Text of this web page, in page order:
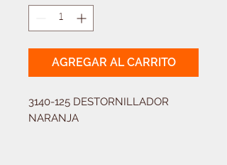
AGREGAR AL CARRITO
3140-125 DESTORNILLADOR
NARANJA